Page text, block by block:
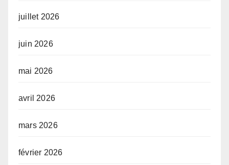
juillet 2026
juin 2026
mai 2026
avril 2026
mars 2026
février 2026